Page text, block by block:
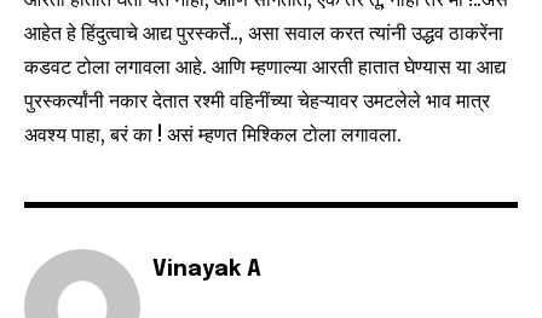
6,300
Fans
32,111
Followers
75
Followers
आहेत हे हिंदुत्वाचे आद्य पुरस्कर्ते.., असा सवाल करत त्यांनी उद्धव ठाकरेंना
कडवट टोला लगावला आहे. आणि म्हणाल्या आरती हातात घेण्यास या आद्य
पुरस्कर्त्यांनी नकार देतात रश्मी वहिनींच्या चेहऱ्यावर उमटलेले भाव मात्र
अवश्य पाहा, बरं का ! असं म्हणत मिश्किल टोला लगावला.
Vinayak A